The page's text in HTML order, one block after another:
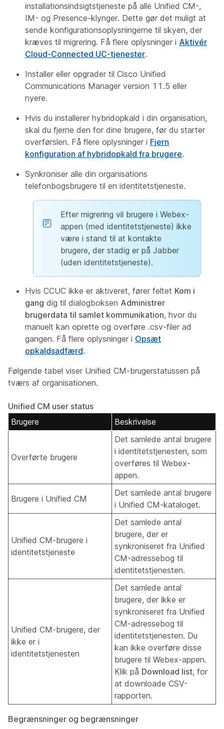
installationsindsigtstjeneste på alle Unified CM-,
IM- og Presence-klynger. Dette gør det muligt at
sende konfigurationsoplysningerne til skyen, der
kræves til migrering. Få flere oplysninger i Aktivér
Cloud-Connected UC-tjenester.
Installer eller opgrader til Cisco Unified
Communications Manager version 11.5 eller
nyere.
Hvis du installerer hybridopkald i din organisation,
skal du fjerne den for dine brugere, før du starter
overførslen. Få flere oplysninger i Fjern
konfiguration af hybridopkald fra brugere.
Synkroniser alle din organisations
telefonbogsbrugere til en identitetstjeneste.
Efter migrering vil brugere i Webex-
appen (med identitetstjeneste) ikke
være i stand til at kontakte
brugere, der stadig er på Jabber
(uden identitetstjeneste).
Hvis CCUC ikke er aktiveret, fører feltet Kom i
gang dig til dialogboksen Administrer
brugerdata til samlet kommunikation, hvor du
manuelt kan oprette og overføre .csv-filer ad
gangen. Få flere oplysninger i Opsæt
opkaldsadfærd.
Følgende tabel viser Unified CM-brugerstatussen på
tværs af organisationen.
Unified CM user status
Brugere
Beskrivelse
Overførte brugere
Det samlede antal brugere
i identitetstjenesten, som
overføres til Webex-
appen.
Brugere i Unified CM
Det samlede antal brugere
i Unified CM-kataloget.
Unified CM-brugere i
identitetstjeneste
Det samlede antal
brugere, der er
synkroniseret fra Unified
CM-adressebog til
identitetstjenesten.
Unified CM-brugere, der
ikke er i
identitetstjenesten
Det samlede antal
brugere, der ikke er
synkroniseret fra Unified
CM-adressebog til
identitetstjenesten. Du
kan ikke overføre disse
brugere til Webex-appen.
Klik på Download list, for
at downloade CSV-
rapporten.
Begrænsninger og begrænsninger